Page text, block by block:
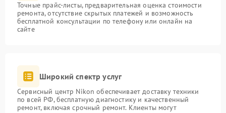
Точные прайс-листы, предварительная оценка стоимости
ремонта, отсутствие скрытых платежей и возможность
бесплатной консультации по телефону или онлайн на
сайте
Широкий спектр услуг
Сервисный центр Nikon обеспечивает доставку техники
по всей РФ, бесплатную диагностику и качественный
ремонт, включая срочный ремонт. Клиенты могут